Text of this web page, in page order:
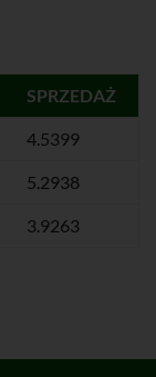
SPRZEDAŻ
4.5399
5.2938
3.9263